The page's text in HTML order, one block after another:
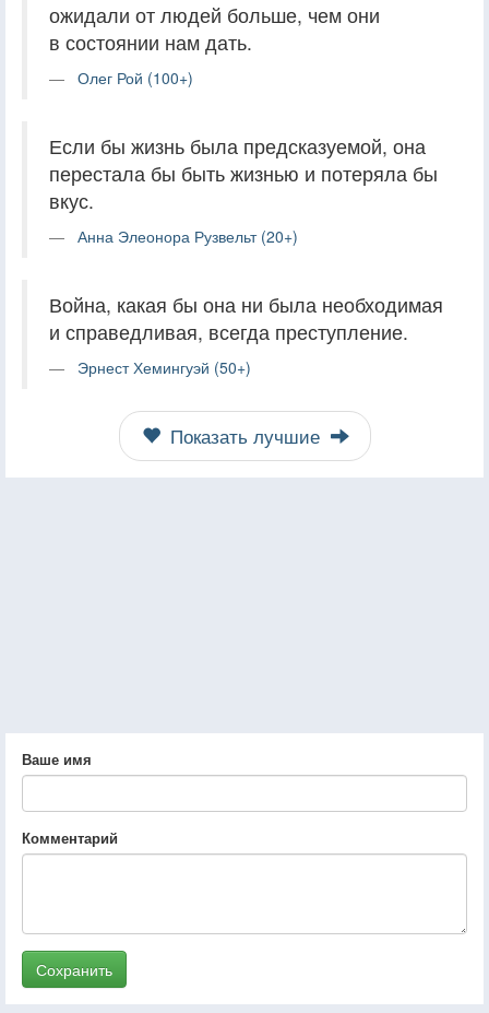
ожидали от людей больше, чем они
в состоянии нам дать.
Олег Рой (100+)
Если бы жизнь была предсказуемой, она
перестала бы быть жизнью и потеряла бы
вкус.
Анна Элеонора Рузвельт (20+)
Война, какая бы она ни была необходимая
и справедливая, всегда преступление.
Эрнест Хемингуэй (50+)
Показать лучшие
Ваше имя
Комментарий
Сохранить